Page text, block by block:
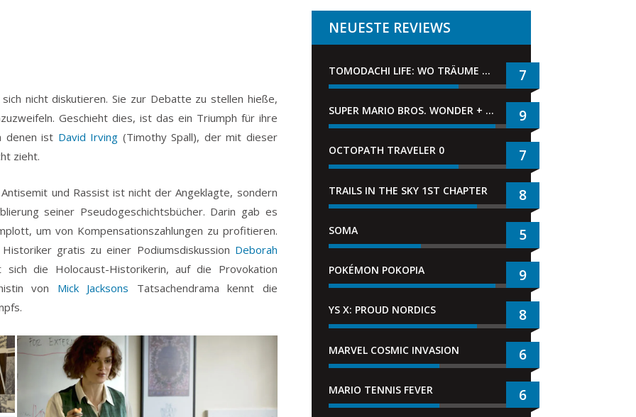
nicht diskutieren. Sie zur Debatte zu stellen hieße,
Geschieht dies, ist das ein Triumph für ihre
denen ist David Irving (Timothy Spall), der mit dieser
zieht.
und Rassist ist nicht der Angeklagte, sondern
seiner Pseudogeschichtsbücher. Darin gab es
um von Kompensationszahlungen zu profitieren.
gratis zu einer Podiumsdiskussion Deborah
sich die Holocaust-Historikerin, auf die Provokation
von Mick Jacksons Tatsachendrama kennt die
NEUESTE REVIEWS
TOMODACHI LIFE: WO TRÄUME WAHR WERDEN 7
SUPER MARIO BROS. WONDER + GEMEINSAM IM BELLABEL-PARK 9
OCTOPATH TRAVELER 0 7
TRAILS IN THE SKY 1ST CHAPTER 8
SOMA 5
POKÉMON POKOPIA 9
YS X: PROUD NORDICS 8
MARVEL COSMIC INVASION 6
MARIO TENNIS FEVER 6